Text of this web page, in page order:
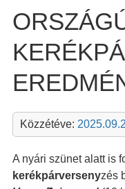
Közzétéve:
A nyári szünet alatt is
kerékpárversenyzés